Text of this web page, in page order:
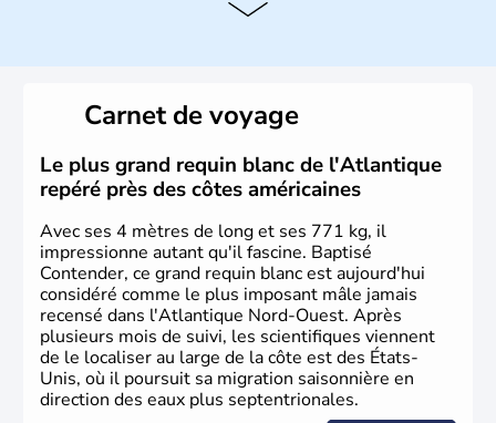
Plusieurs populations se sont succédées avant l'arrivée
des européens, suite à la découverte du continent par
Christophe Colomb en 1492. Les 13 colonies
britanniques proclament la Déclaration d'indépendance
en 1776 et adoptent leur première constitution en 1787.
La conquête de l'Ouest marque ensuite l'entrée dans une
phase de développement intense.
Carnet de voyage
Le plus grand requin blanc de l'Atlantique
repéré près des côtes américaines
Avec ses 4 mètres de long et ses 771 kg, il
impressionne autant qu'il fascine. Baptisé
Contender, ce grand requin blanc est aujourd'hui
considéré comme le plus imposant mâle jamais
recensé dans l'Atlantique Nord-Ouest. Après
plusieurs mois de suivi, les scientifiques viennent
de le localiser au large de la côte est des États-
Unis, où il poursuit sa migration saisonnière en
direction des eaux plus septentrionales.